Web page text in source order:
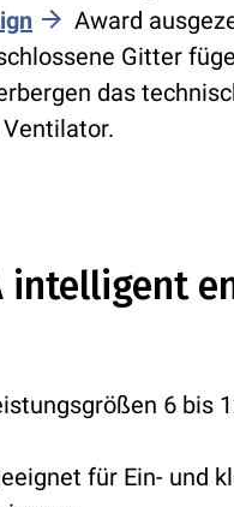
Award
Gitter
das
intelligent
6 bis
für Ein- und